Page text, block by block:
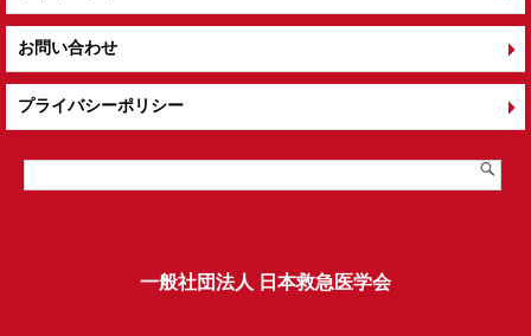
お問い合わせ
プライバシーポリシー
一般社団法人 日本救急医学会